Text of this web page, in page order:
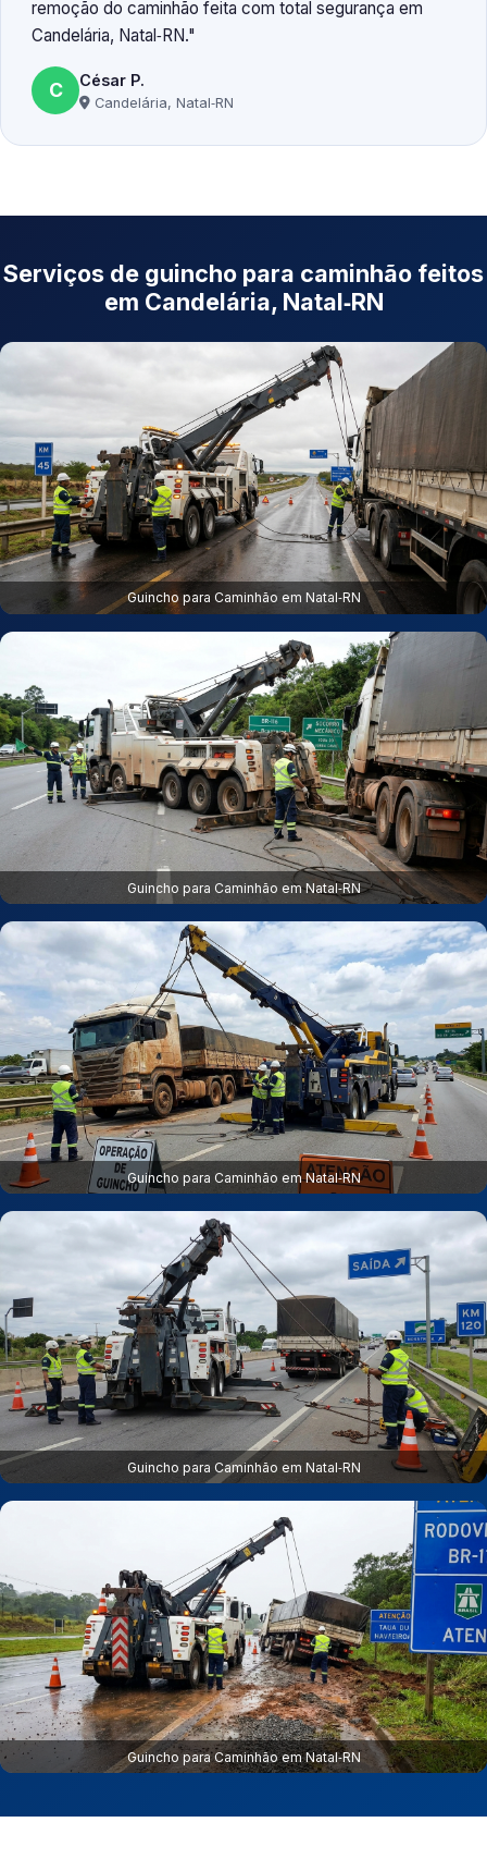
remoção do caminhão feita com total segurança em
Candelária, Natal‑RN.
C César P.
Candelária, Natal‑RN
Serviços de guincho para caminhão feitos
em Candelária, Natal‑RN
Guincho para Caminhão em Natal‑RN
Guincho para Caminhão em Natal‑RN
Guincho para Caminhão em Natal‑RN
Guincho para Caminhão em Natal‑RN
Guincho para Caminhão em Natal‑RN